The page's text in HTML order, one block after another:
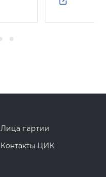
Лица партии
Контакты ЦИК